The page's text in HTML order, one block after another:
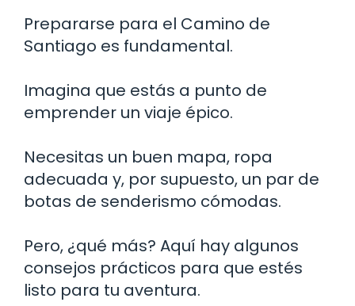
Prepararse para el Camino de
Santiago es fundamental.
Imagina que estás a punto de
emprender un viaje épico.
Necesitas un buen mapa, ropa
adecuada y, por supuesto, un par de
botas de senderismo cómodas.
Pero, ¿qué más? Aquí hay algunos
consejos prácticos para que estés
listo para tu aventura.